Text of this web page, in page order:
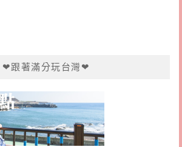
❤跟著滿分玩台灣❤